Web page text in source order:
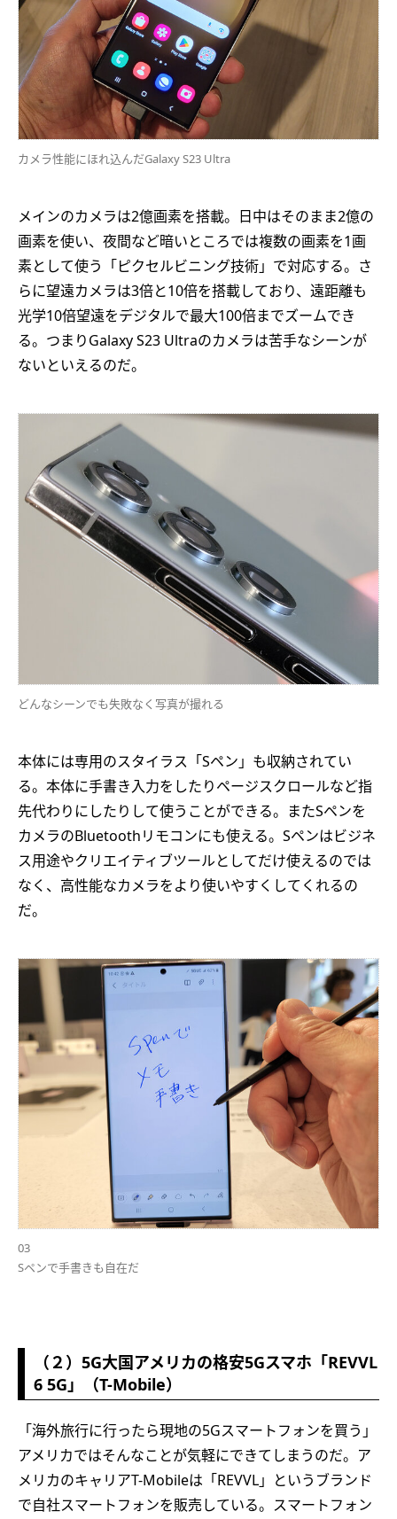
カメラ性能にほれ込んだGalaxy S23 Ultra
メインのカメラは2億画素を搭載。日中はそのまま2億の
画素を使い、夜間など暗いところでは複数の画素を1画
素として使う「ピクセルビニング技術」で対応する。さ
らに望遠カメラは3倍と10倍を搭載しており、遠距離も
光学10倍望遠をデジタルで最大100倍までズームでき
る。つまりGalaxy S23 Ultraのカメラは苦手なシーンが
ないといえるのだ。
どんなシーンでも失敗なく写真が撮れる
本体には専用のスタイラス「Sペン」も収納されてい
る。本体に手書き入力をしたりページスクロールなど指
先代わりにしたりして使うことができる。またSペンを
カメラのBluetoothリモコンにも使える。Sペンはビジネ
ス用途やクリエイティブツールとしてだけ使えるのでは
なく、高性能なカメラをより使いやすくしてくれるの
だ。
03
Sペンで手書きも自在だ
（２）5G大国アメリカの格安5Gスマホ「REVVL
6 5G」（T-Mobile）
「海外旅行に行ったら現地の5Gスマートフォンを買う」
アメリカではそんなことが気軽にできてしまうのだ。ア
メリカのキャリアT-Mobileは「REVVL」というブランド
で自社スマートフォンを販売している。スマートフォン